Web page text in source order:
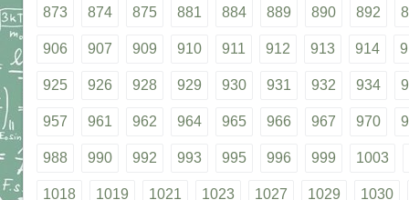
873 874 875 881 884 889 890 892
906 907 909 910 911 912 913 914
925 926 928 929 930 931 932 934
957 961 962 964 965 966 967 970
988 990 992 993 995 996 999 1003
1018 1019 1021 1023 1027 1029 1030